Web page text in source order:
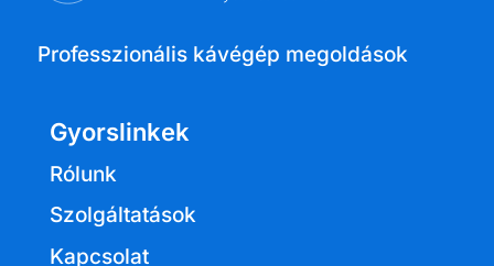
Professzionális kávégép megoldások
Gyorslinkek
Rólunk
Szolgáltatások
Kapcsolat